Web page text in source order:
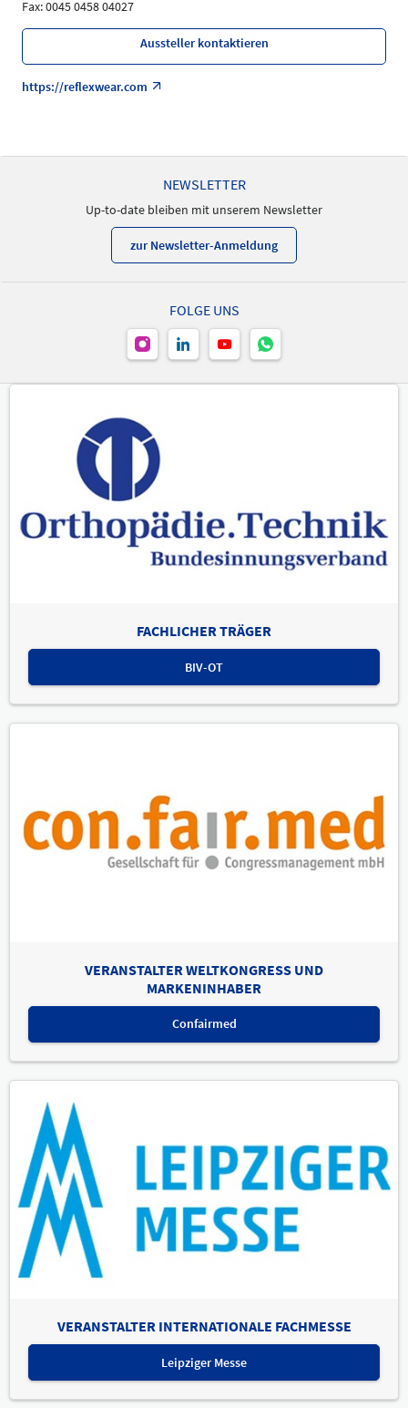
Fax: 0045 0458 04027
Aussteller kontaktieren
https://reflexwear.com
NEWSLETTER
Up-to-date bleiben mit unserem Newsletter
zur Newsletter-Anmeldung
FOLGE UNS
FACHLICHER TRÄGER
BIV-OT
VERANSTALTER WELTKONGRESS UND
MARKENINHABER
Confairmed
VERANSTALTER INTERNATIONALE FACHMESSE
Leipziger Messe